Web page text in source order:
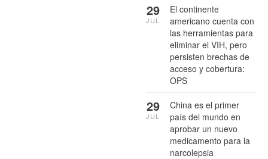
El continente
americano cuenta con
las herramientas para
eliminar el VIH, pero
persisten brechas de
acceso y cobertura:
OPS
29
JUL
China es el primer
país del mundo en
aprobar un nuevo
medicamento para la
narcolepsia
29
JUL